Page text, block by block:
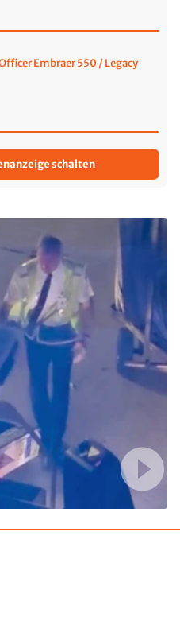
Embraer 550 / Legacy
schalten